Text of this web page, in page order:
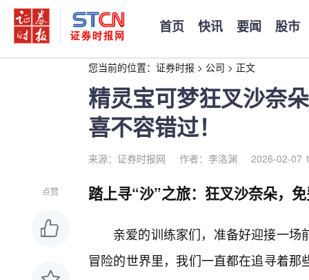
首页 快讯 要闻 股市
您当前的位置： 证券时报 > 公司 > 正文
精灵宝可梦狂叉沙奈
喜不容错过！
来源：证券时报网 作者：李洛渊 2026-02-07
点赞 踏上寻“沙”之旅：狂叉沙奈朵，
亲爱的训练家们，准备好迎接一
冒险的世界里，我们一直都在追寻着